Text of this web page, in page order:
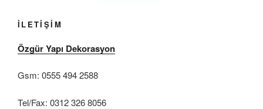
İLETİŞİM
Özgür Yapı Dekorasyon
Gsm: 0555 494 2588
Tel/Fax: 0312 326 8056